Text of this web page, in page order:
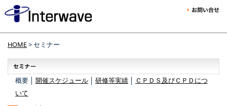
HOME> セミナー
概要 │ 開催スケジュール 研修等実績
ＣＰＤＳ及びＣＰＤにつ
いて